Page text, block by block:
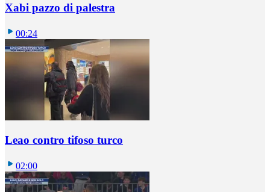
Xabi pazzo di palestra
00:24
Leao contro tifoso turco
02:00